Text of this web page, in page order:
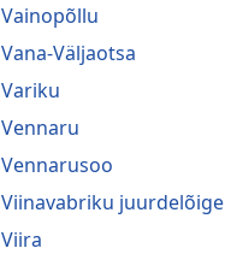
Vainopõllu
Vana-Väljaotsa
Variku
Vennaru
Vennarusoo
Viinavabriku juurdelõige
Viira